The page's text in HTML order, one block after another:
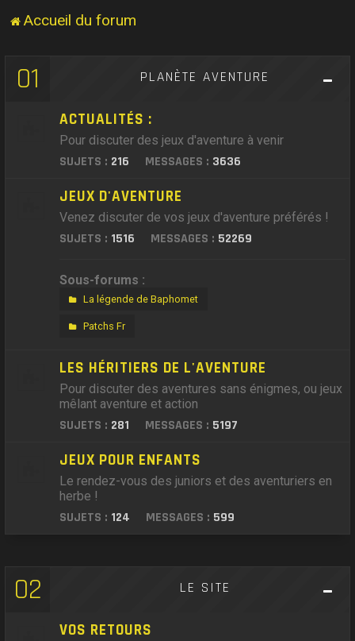
Accueil du forum
01 PLANÈTE AVENTURE
ACTUALITÉS :
Pour discuter des jeux d'aventure à venir
SUJETS : 216 MESSAGES : 3636
JEUX D'AVENTURE
Venez discuter de vos jeux d'aventure préférés !
SUJETS : 1516 MESSAGES : 52269
Sous-forums :
La légende de Baphomet
Patchs Fr
LES HÉRITIERS DE L'AVENTURE
Pour discuter des aventures sans énigmes, ou jeux
mêlant aventure et action
SUJETS : 281 MESSAGES : 5197
JEUX POUR ENFANTS
Le rendez-vous des juniors et des aventuriers en
herbe !
SUJETS : 124 MESSAGES : 599
02 LE SITE
VOS RETOURS